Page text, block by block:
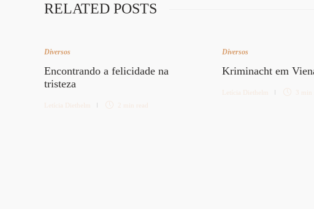
RELATED POSTS
Diversos
Encontrando a felicidade na
tristeza
Letícia Diethelm 2 min read
Diversos
Kriminacht em
Letícia Diethelm 3 min